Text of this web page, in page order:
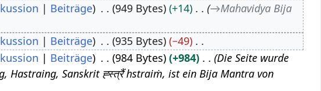
Beiträge 949 Bytes +14 →Mahavidya Bija
Beiträge 935 Bytes
−49
Beiträge 984 Bytes +984
Die Seite wurde
Hastraing, Sanskrit ह्स्त्रैं hstraiṁ, ist ein Bija Mantra von